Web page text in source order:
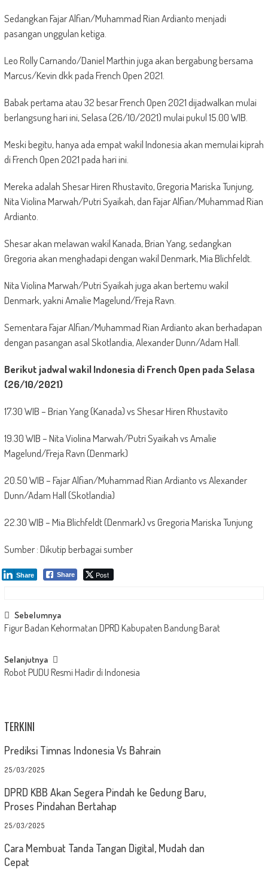
Sedangkan Fajar Alfian/Muhammad Rian Ardianto menjadi
pasangan unggulan ketiga.
Leo Rolly Carnando/Daniel Marthin juga akan bergabung bersama
Marcus/Kevin dkk pada French Open 2021.
Babak pertama atau 32 besar French Open 2021 dijadwalkan mulai
berlangsung hari ini, Selasa (26/10/2021) mulai pukul 15.00 WIB.
Meski begitu, hanya ada empat wakil Indonesia akan memulai kiprah
di French Open 2021 pada hari ini.
Mereka adalah Shesar Hiren Rhustavito, Gregoria Mariska Tunjung,
Nita Violina Marwah/Putri Syaikah, dan Fajar Alfian/Muhammad Rian
Ardianto.
Shesar akan melawan wakil Kanada, Brian Yang, sedangkan
Gregoria akan menghadapi dengan wakil Denmark, Mia Blichfeldt.
Nita Violina Marwah/Putri Syaikah juga akan bertemu wakil
Denmark, yakni Amalie Magelund/Freja Ravn.
Sementara Fajar Alfian/Muhammad Rian Ardianto akan berhadapan
dengan pasangan asal Skotlandia, Alexander Dunn/Adam Hall.
Berikut jadwal wakil Indonesia di French Open pada Selasa
(26/10/2021)
17.30 WIB – Brian Yang (Kanada) vs Shesar Hiren Rhustavito
19.30 WIB – Nita Violina Marwah/Putri Syaikah vs Amalie
Magelund/Freja Ravn (Denmark)
20.50 WIB – Fajar Alfian/Muhammad Rian Ardianto vs Alexander
Dunn/Adam Hall (Skotlandia)
22.30 WIB – Mia Blichfeldt (Denmark) vs Gregoria Mariska Tunjung
Sumber : Dikutip berbagai sumber
Share Post
Share
Post
navigation
Sebelumnya
Figur Badan Kehormatan DPRD Kabupaten Bandung Barat
Selanjutnya
Robot PUDU Resmi Hadir di Indonesia
TERKINI
Prediksi Timnas Indonesia Vs Bahrain
25/03/2025
DPRD KBB Akan Segera Pindah ke Gedung Baru,
Proses Pindahan Bertahap
25/03/2025
Cara Membuat Tanda Tangan Digital, Mudah dan
Cepat